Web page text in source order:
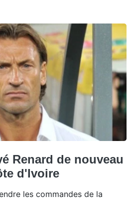
Renard de nouveau
d'Ivoire
les commandes de la